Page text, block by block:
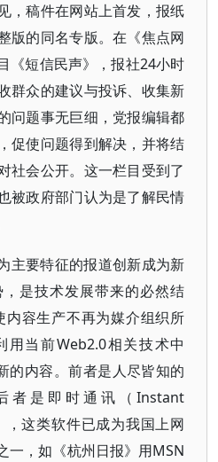
，稿件在网站上首发，报纸
版的同名专版。在《焦点网
《短信民声》，报社24小时
群众的建议与投诉、收集新
问题事无巨细，党报编辑都
促使问题得到解决，并将结
社会公开。这一栏目受到了
被政府部门认为是了解民情
主要特征的报道创新成为新
是技术发展带来的必然结
内容生产不再为媒介组织所
当前Web2.0相关技术中
的内容。前者是人尽皆知的
者是即时通讯（Instant
这类软件已成为我国上网
一，如《杭州日报》用MSN